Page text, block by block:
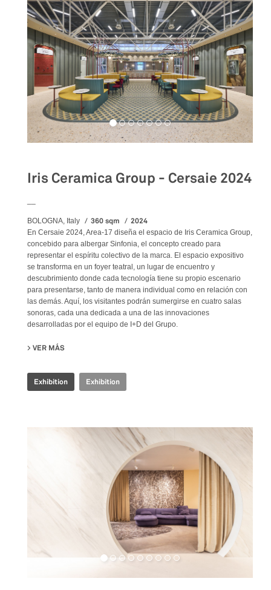
Iris Ceramica Group - Cersaie 2024
BOLOGNA, Italy 360 sqm 2024
En Cersaie 2024, Area-17 diseña el espacio de Iris Ceramica Group,
concebido para albergar Sinfonia, el concepto creado para
representar el espíritu colectivo de la marca. El espacio expositivo
se transforma en un foyer teatral, un lugar de encuentro y
descubrimiento donde cada tecnología tiene su propio escenario
para presentarse, tanto de manera individual como en relación con
las demás. Aquí, los visitantes podrán sumergirse en cuatro salas
sonoras, cada una dedicada a una de las innovaciones
desarrolladas por el equipo de I+D del Grupo.
VER MÁS
Exhibition Exhibition